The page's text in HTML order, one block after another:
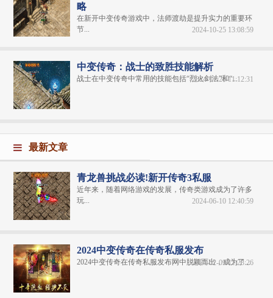
略
在新开中变传奇游戏中，法师渡劫是提升实力的重要环
节...
2024-10-25 13:08:59
中变传奇：战士的致胜技能解析
战士在中变传奇中常用的技能包括“烈火剑法”和“...
2024-11-20 11:12:31
最新文章
青龙兽挑战必读!新开传奇3私服
近年来，随着网络游戏的发展，传奇类游戏成为了许多
玩...
2024-06-10 12:40:59
2024中变传奇在传奇私服发布
2024中变传奇在传奇私服发布网中脱颖而出，成为了...
2024-02-09 11:23:26